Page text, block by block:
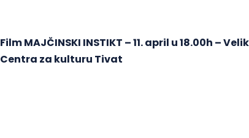
Film MAJČINSKI INSTIKT – 11. april u 18.00h –
Centra za kulturu Tivat